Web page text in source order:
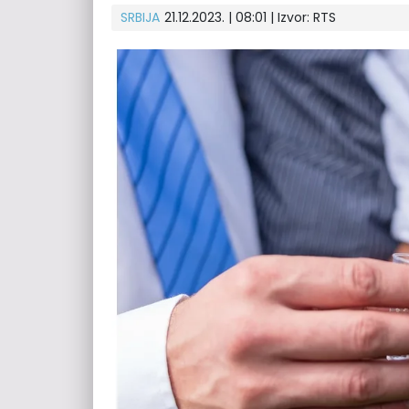
SRBIJA 21.12.2023. | 08:01 | Izvor: RTS